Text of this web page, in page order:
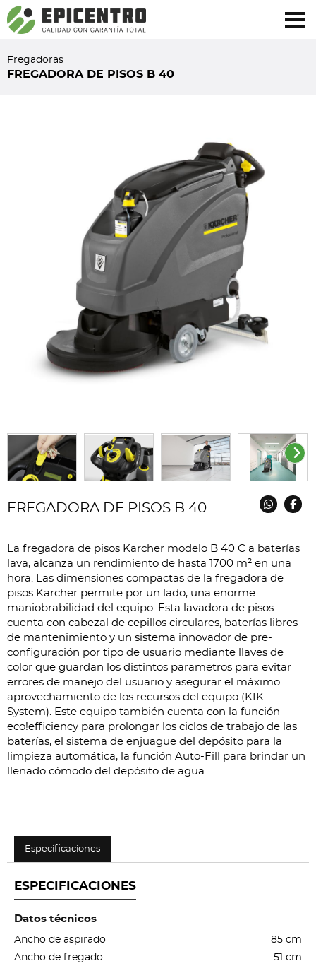
¿Olvidó su contraseña?Regístrese aquí
Fregadoras
FREGADORA DE PISOS B 40
FREGADORA DE PISOS B 40
La fregadora de pisos Karcher modelo B 40 C a baterías
lava, alcanza un rendimiento de hasta 1700 m² en una
hora. Las dimensiones compactas de la fregadora de
pisos Karcher permite por un lado, una enorme
maniobrabilidad del equipo. Esta lavadora de pisos
cuenta con cabezal de cepillos circulares, baterías libres
de mantenimiento y un sistema innovador de pre-
configuración por tipo de usuario mediante llaves de
color que guardan los distintos parametros para evitar
errores de manejo del usuario y asegurar el máximo
aprovechamiento de los recursos del equipo (KIK
System). Este equipo también cuenta con la función
eco!efficiency para prolongar los ciclos de trabajo de las
baterías, el sistema de enjuague del depósito para la
limpieza automática, la función Auto-Fill para brindar un
llenado cómodo del depósito de agua.
Especificaciones
ESPECIFICACIONES
Datos técnicos
Ancho de aspirado
85 cm
Ancho de fregado
51 cm